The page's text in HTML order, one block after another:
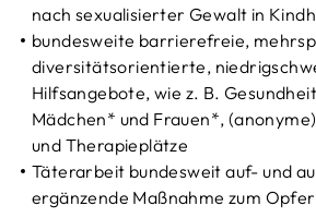
nach sexualisierter Gewalt in
bundesweite barrierefreie,
diversitätsorientierte,
Hilfsangebote, wie z. B.
Mädchen* und Frauen*,
und Therapieplätze
Täterarbeit bundesweit auf- und
ergänzende Maßnahme zum